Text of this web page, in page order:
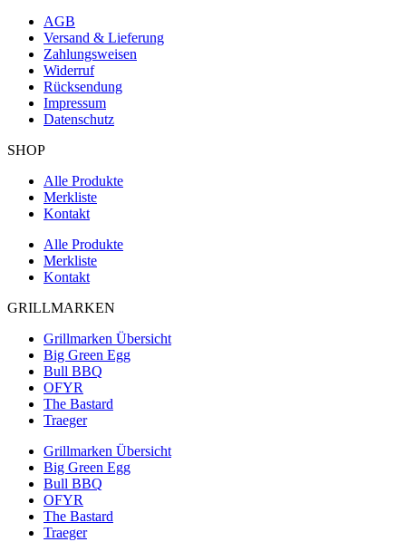
AGB
Versand & Lieferung
Zahlungsweisen
Widerruf
Rücksendung
Impressum
Datenschutz
SHOP
Alle Produkte
Merkliste
Kontakt
Alle Produkte
Merkliste
Kontakt
GRILLMARKEN
Grillmarken Übersicht
Big Green Egg
Bull BBQ
OFYR
The Bastard
Traeger
Grillmarken Übersicht
Big Green Egg
Bull BBQ
OFYR
The Bastard
Traeger